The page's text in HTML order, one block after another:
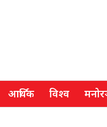
आर्थिक विश्व